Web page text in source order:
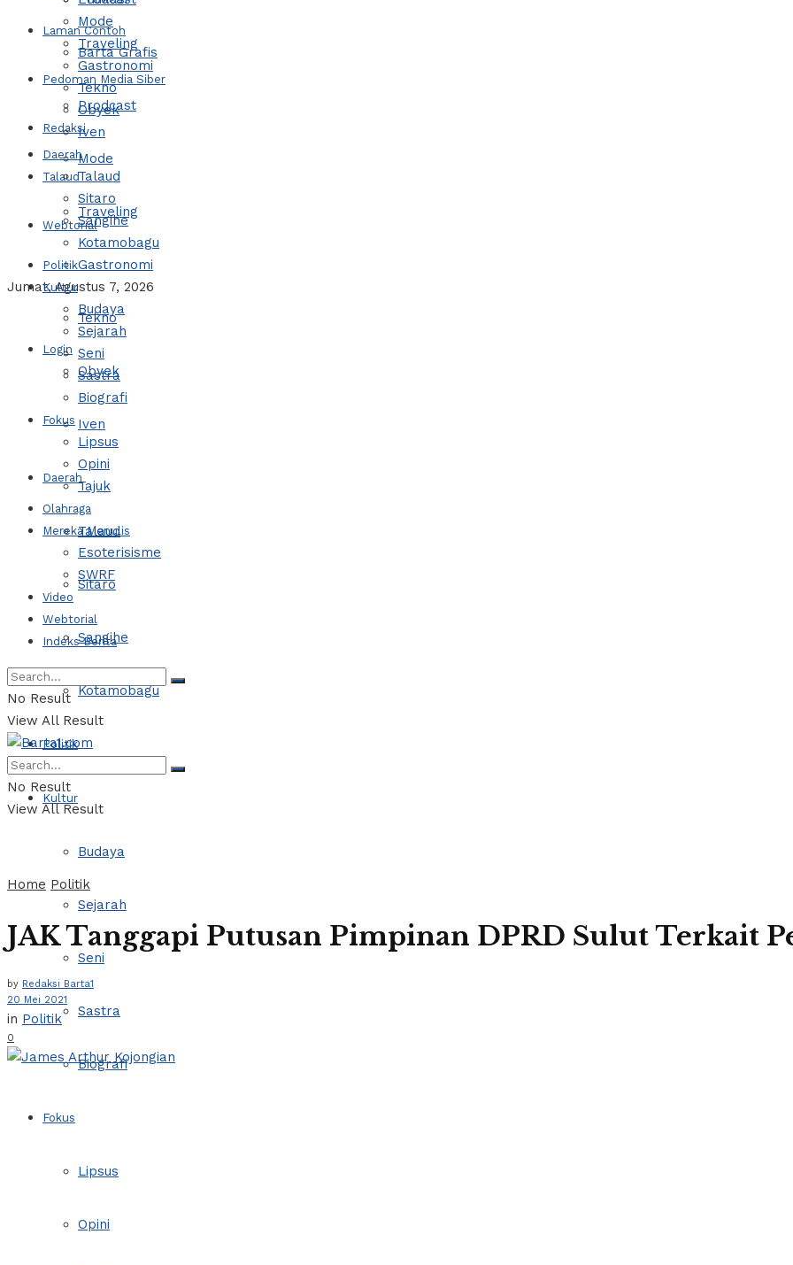
Laman Contoh
Pedoman Media Siber
Redaksi
Talaud
Webtorial
Jumat, Agustus 7, 2026
Login
Barta Grafis
Prodcast
Mode
Traveling
Gastronomi
Tekno
Obyek
Iven
Daerah
Talaud
Sitaro
Sangihe
Kotamobagu
Politik
Kultur
Budaya
Sejarah
Seni
Sastra
Biografi
Fokus
Lipsus
Opini
Mode
Traveling
Gastronomi
Tekno
Obyek
Iven
Daerah
Talaud
Sitaro
Sangihe
Kotamobagu
Politik
Kultur
Budaya
Sejarah
Seni
Sastra
Biografi
Fokus
Lipsus
Opini
Tajuk
Olahraga
Mereka Menulis
Esoterisisme
SWRF
Video
Webtorial
Indeks Berita
No Result
View All Result
No Result
View All Result
Home Politik
JAK Tanggapi Putusan Pimpinan DPRD Sulut Terkait
by Redaksi Barta1
20 Mei 2021
in Politik
0